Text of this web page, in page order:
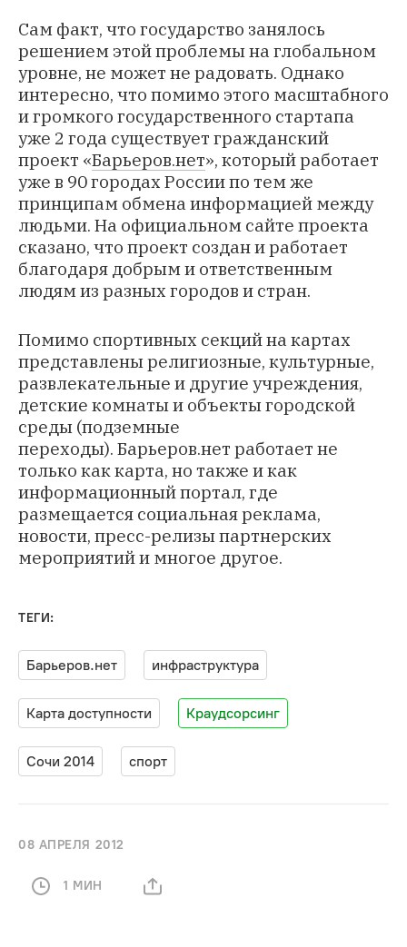
Сам факт, что государство занялось
решением этой проблемы на глобальном
уровне, не может не радовать. Однако
интересно, что помимо этого масштабного
и громкого государственного стартапа
уже 2 года существует гражданский
проект «Барьеров.нет», который работает
уже в 90 городах России по тем же
принципам обмена информацией между
людьми. На официальном сайте проекта
сказано, что проект создан и работает
благодаря добрым и ответственным
людям из разных городов и стран.
Помимо спортивных секций на картах
представлены религиозные, культурные,
развлекательные и другие учреждения,
детские комнаты и объекты городской
среды (подземные
переходы). Барьеров.нет работает не
только как карта, но также и как
информационный портал, где
размещается социальная реклама,
новости, пресс-релизы партнерских
мероприятий и многое другое.
ТЕГИ:
Барьеров.нет инфраструктура
Карта доступности Краудсорсинг
Сочи 2014 спорт
08 АПРЕЛЯ 2012
1 МИН